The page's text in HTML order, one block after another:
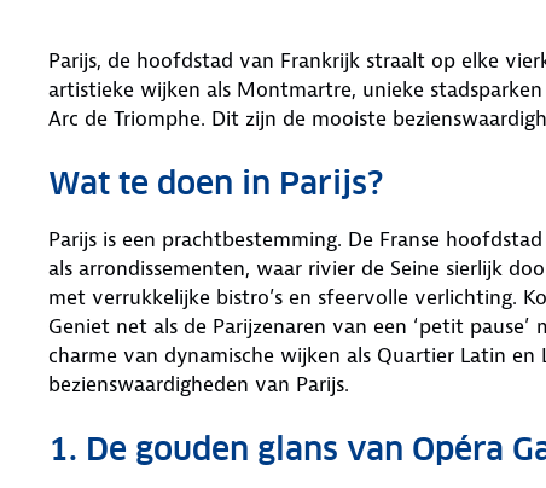
Parijs, de hoofdstad van Frankrijk straalt op elke
artistieke wijken als Montmartre, unieke
Arc de Triomphe. Dit zijn de mooiste
Wat te doen in Parijs?
Parijs is een prachtbestemming. De Franse
als arrondissementen, waar rivier de Seine sierlijk
met verrukkelijke bistro’s en sfeervolle verlichting.
Geniet net als de Parijzenaren van een ‘petit
charme van dynamische wijken als Quartier Latin
bezienswaardigheden van Parijs.
1. De gouden glans van Opéra